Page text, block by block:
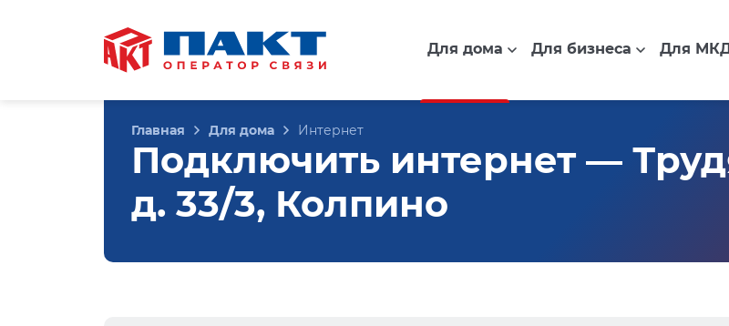
Для дома Для бизнеса Для
Главная Для дома Интернет
Подключить интернет —
д. 33/3, Колпино